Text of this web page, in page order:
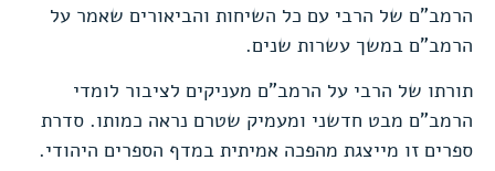
הרמב”ם של הרבי עם כל השיחות והביאורים שאמר על
הרמב”ם במשך עשרות שנים.
תורתו של הרבי על הרמב”ם מעניקים לציבור לומדי
הרמב”ם מבט חדשני ומעמיק שטרם נראה כמותו. סדרת
ספרים זו מייצגת מהפכה אמיתית במדף הספרים היהודי.